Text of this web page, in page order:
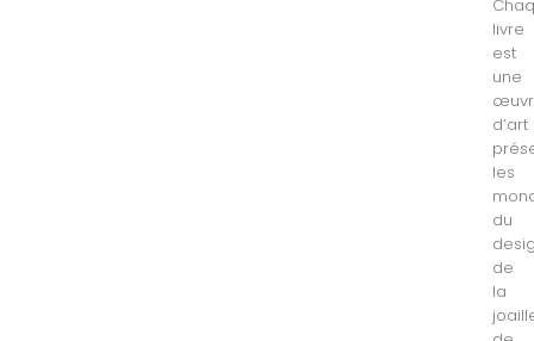
livre
est
une
d’art
les
du
de
la